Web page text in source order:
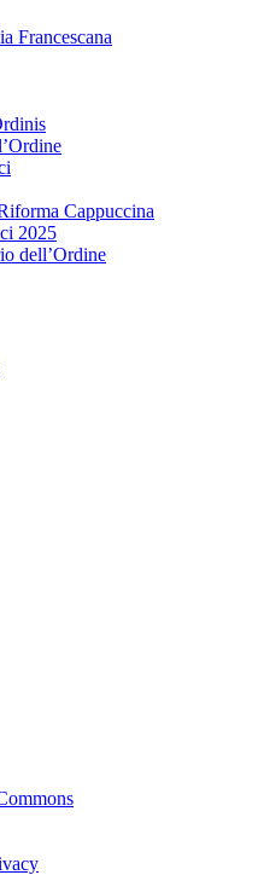
Francescana
Cappuccina
2025
dell’Ordine